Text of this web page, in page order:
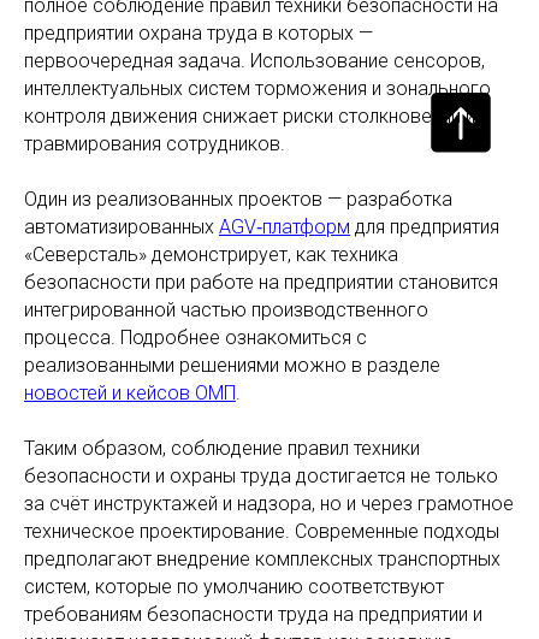
полное соблюдение правил техники безопасности на
предприятии охрана труда в которых —
первоочередная задача. Использование сенсоров,
интеллектуальных систем торможения и зонального
контроля движения снижает риски столкновений и
травмирования сотрудников.
Один из реализованных проектов — разработка
автоматизированных AGV‑платформ для предприятия
«Северсталь» демонстрирует, как техника
безопасности при работе на предприятии становится
интегрированной частью производственного
процесса. Подробнее ознакомиться с
реализованными решениями можно в разделе
новостей и кейсов ОМП.
Таким образом, соблюдение правил техники
безопасности и охраны труда достигается не только
за счёт инструктажей и надзора, но и через грамотное
техническое проектирование. Современные подходы
предполагают внедрение комплексных транспортных
систем, которые по умолчанию соответствуют
требованиям безопасности труда на предприятии и